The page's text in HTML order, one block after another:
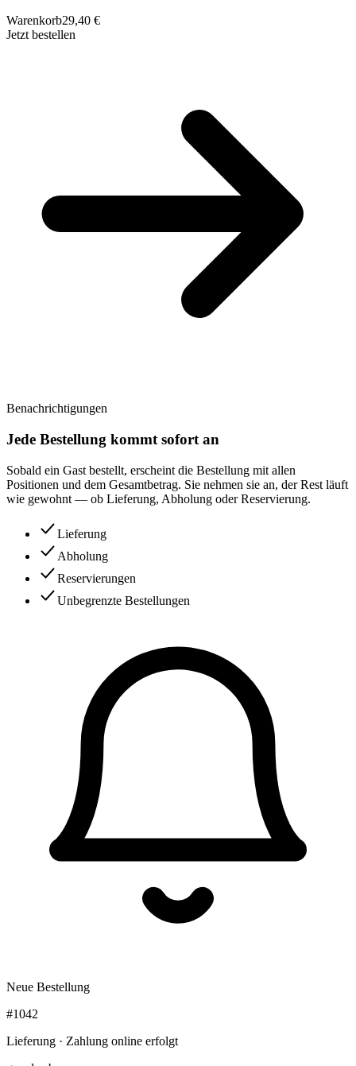
Warenkorb29,40 €
Jetzt bestellen
Benachrichtigungen
Jede Bestellung kommt sofort an
Sobald ein Gast bestellt, erscheint die Bestellung mit allen
Positionen und dem Gesamtbetrag. Sie nehmen sie an, der Rest läuft
wie gewohnt — ob Lieferung, Abholung oder Reservierung.
Lieferung
Abholung
Reservierungen
Unbegrenzte Bestellungen
Neue Bestellung
#1042
Lieferung · Zahlung online erfolgt